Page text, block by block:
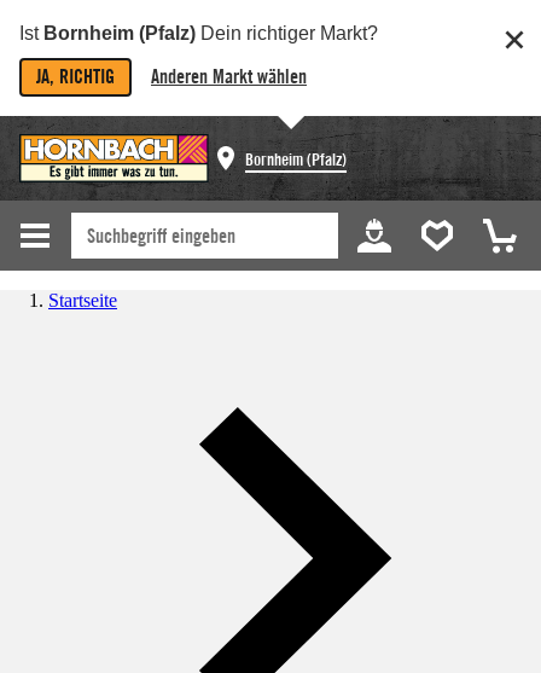
Ist Bornheim (Pfalz) Dein richtiger Markt?
JA, RICHTIG Anderen Markt wählen
Bornheim (Pfalz)
Startseite